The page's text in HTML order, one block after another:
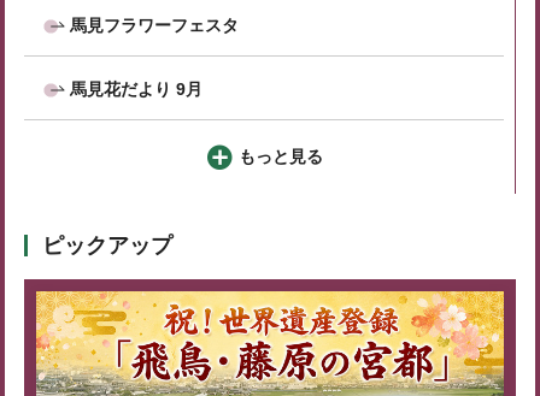
馬見フラワーフェスタ
馬見花だより 9月
もっと見る
ピックアップ